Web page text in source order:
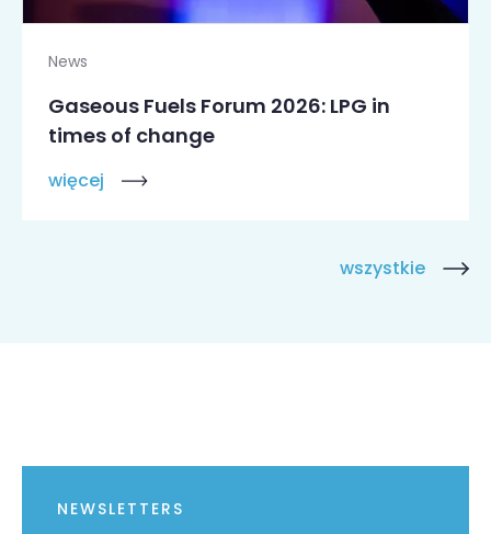
News
Gaseous Fuels Forum 2026: LPG in
times of change
więcej
wszystkie
NEWSLETTERS